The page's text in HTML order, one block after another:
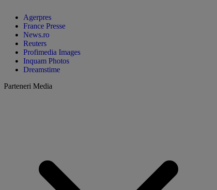
Agerpres
France Presse
News.ro
Reuters
Profimedia Images
Inquam Photos
Dreamstime
Parteneri Media